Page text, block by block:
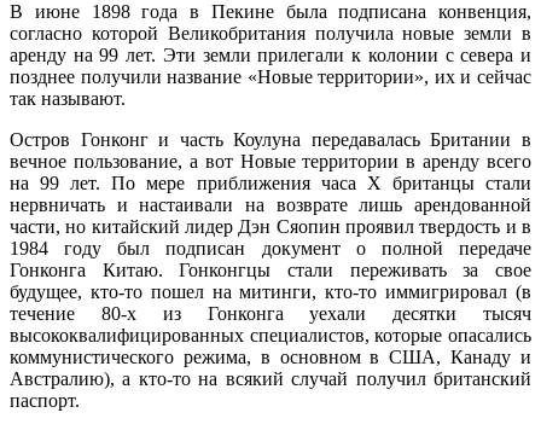
В июне 1898 года в Пекине была подписана конвенция,
согласно которой Великобритания получила новые земли в
аренду на 99 лет. Эти земли прилегали к колонии с севера и
позднее получили название «Новые территории», их и сейчас
так называют.
Остров Гонконг и часть Коулуна передавалась Британии в
вечное пользование, а вот Новые территории в аренду всего
на 99 лет. По мере приближения часа Х британцы стали
нервничать и настаивали на возврате лишь арендованной
части, но китайский лидер Дэн Сяопин проявил твердость и в
1984 году был подписан документ о полной передаче
Гонконга Китаю. Гонконгцы стали переживать за свое
будущее, кто-то пошел на митинги, кто-то иммигрировал (в
течение 80-х из Гонконга уехали десятки тысяч
высококвалифицированных специалистов, которые опасались
коммунистического режима, в основном в США, Канаду и
Австралию), а кто-то на всякий случай получил британский
паспорт.